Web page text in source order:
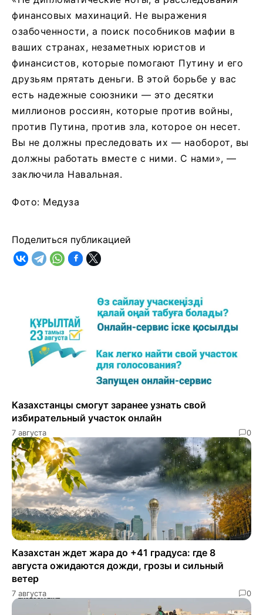
финансовых махинаций. Не выражения
озабоченности, а поиск пособников мафии в
ваших странах, незаметных юристов и
финансистов, которые помогают Путину и его
друзьям прятать деньги. В этой борьбе у вас
есть надежные союзники — это десятки
миллионов россиян, которые против войны,
против Путина, против зла, которое он несет.
Вы не должны преследовать их — наоборот, вы
должны работать вместе с ними. С нами», —
заключила Навальная.
Фото: Медуза
Поделиться публикацией
Казахстанцы смогут заранее узнать свой
избирательный участок онлайн
7 августа 0
Казахстан ждет жара до +41 градуса: где 8
августа ожидаются дожди, грозы и сильный
ветер
7 августа 0